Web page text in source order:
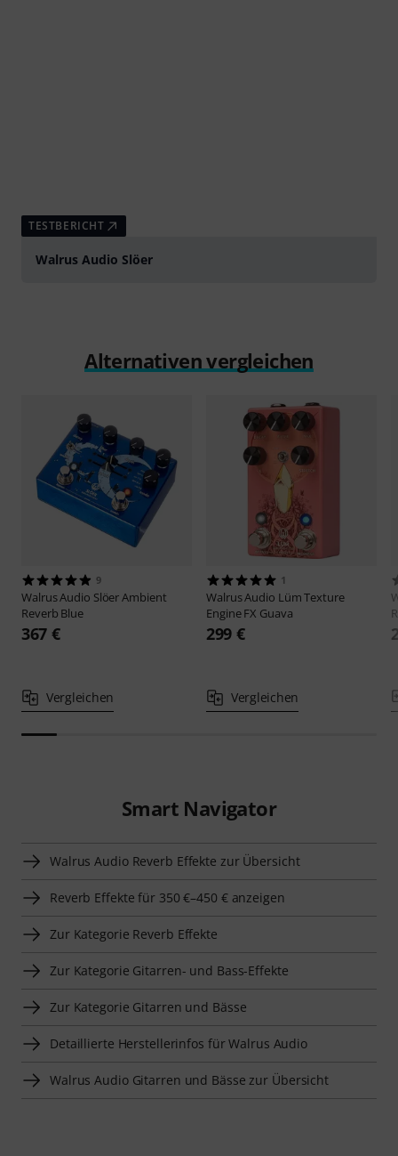
TESTBERICHT
Walrus Audio Slöer
Alternativen vergleichen
9
Walrus Audio Slöer Ambient
Reverb Blue
367 €
Vergleichen
1
Walrus Audio Lüm Texture
Engine FX Guava
299 €
Vergleichen
Smart Navigator
Walrus Audio Reverb Effekte zur Übersicht
Reverb Effekte für 350 €–450 € anzeigen
Zur Kategorie Reverb Effekte
Zur Kategorie Gitarren- und Bass-Effekte
Zur Kategorie Gitarren und Bässe
Detaillierte Herstellerinfos für Walrus Audio
Walrus Audio Gitarren und Bässe zur Übersicht